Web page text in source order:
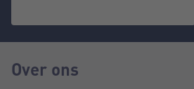
Over ons